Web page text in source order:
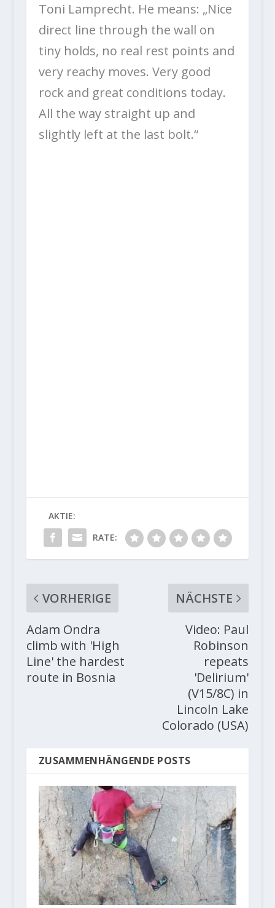
Toni Lamprecht. He means: „Nice
direct line through the wall on
tiny holds, no real rest points and
very reachy moves. Very good
rock and great conditions today.
All the way straight up and
slightly left at the last bolt.“
AKTIE:
RATE:
VORHERIGE
Adam Ondra
climb with 'High
Line' the hardest
route in Bosnia
NÄCHSTE
Video: Paul
Robinson
repeats
'Delirium'
(V15/8C) in
Lincoln Lake
Colorado (USA)
ZUSAMMENHÄNGENDE POSTS